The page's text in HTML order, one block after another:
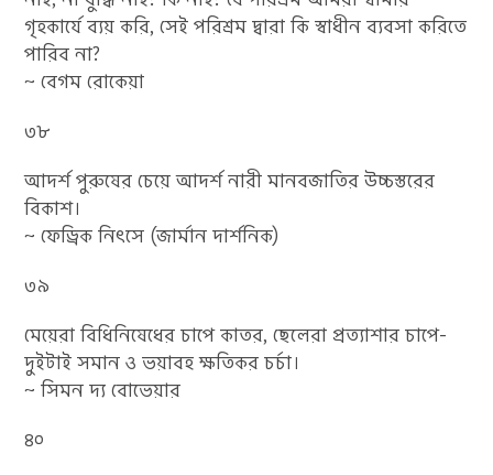
গৃহকার্যে ব্যয় করি, সেই পরিশ্রম দ্বারা কি স্বাধীন ব্যবসা করিতে
পারিব না?
~ বেগম রোকেয়া
৩৮
আদর্শ পুরুষের চেয়ে আদর্শ নারী মানবজাতির উচ্চস্তরের
বিকাশ।
~ ফেড্রিক নিৎসে (জার্মান দার্শনিক)
৩৯
মেয়েরা বিধিনিষেধের চাপে কাতর, ছেলেরা প্রত্যাশার চাপে-
দুইটাই সমান ও ভয়াবহ ক্ষতিকর চর্চা।
~ সিমন দ্য বোভেয়ার
৪০